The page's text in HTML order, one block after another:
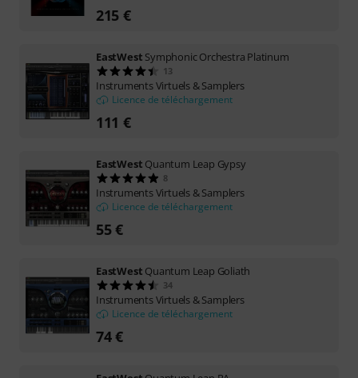
215 €
EastWest Symphonic Orchestra Platinum
13
Instruments Virtuels & Samplers
Licence de téléchargement
111 €
EastWest Quantum Leap Gypsy
8
Instruments Virtuels & Samplers
Licence de téléchargement
55 €
EastWest Quantum Leap Goliath
34
Instruments Virtuels & Samplers
Licence de téléchargement
74 €